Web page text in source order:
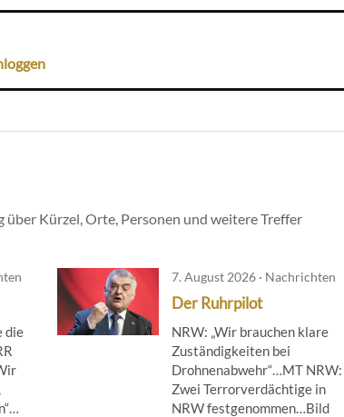
Kürzel, Orte, Personen und weitere Treffer
die
7. August 2026 · Nachrichten
Der Ruhrpilot
NRW: „Wir brauchen klare
Zuständigkeiten bei
Drohnenabwehr“…MT NRW:
Zwei Terrorverdächtige in
NRW festgenommen…Bild